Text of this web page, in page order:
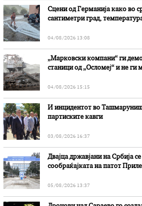
Сцени од Германија како во
сантиметри град,
04/08/2026 13:08
„Марковски компани“ ги
станици од „Осломеј“ и не ги
04/08/2026 15:15
И инцидентот во
партиските кавги
03/08/2026 16:37
Двајца државјани на Србија
сообраќајката на патот
05/08/2026 13:37